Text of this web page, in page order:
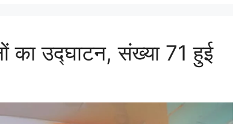
का उद्घाटन, संख्या 71 हुई